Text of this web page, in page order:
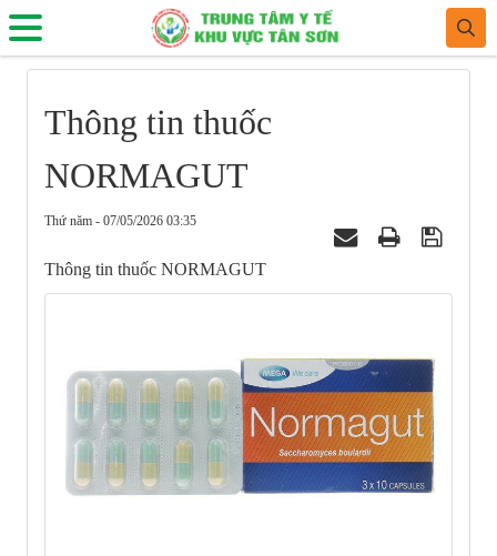
Thông tin thuốc
NORMAGUT
Thứ năm - 07/05/2026 03:35
Thông tin thuốc NORMAGUT